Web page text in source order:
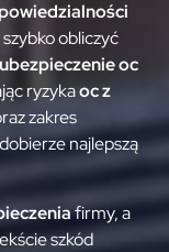
obliczyć
ubezpieczenie oc
ryzykaoc z
zakres
najlepszą
firmy, a
szkód